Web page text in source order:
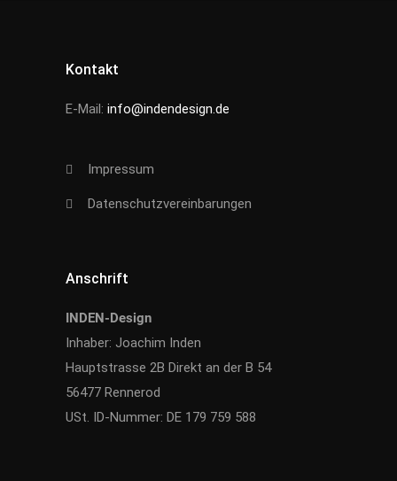
Kontakt
E-Mail: info@indendesign.de
Impressum
Datenschutzvereinbarungen
Anschrift
INDEN-Design
Inhaber: Joachim Inden
Hauptstrasse 2B Direkt an der B 54
56477 Rennerod
USt. ID-Nummer: DE 179 759 588